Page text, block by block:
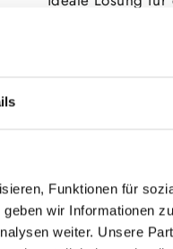
Funktionen für
wir Informationen
weiter. Unsere
Wir bieten eine
Komplettlösung
indem alle
Abgesehen von
kW inkl. LG
100 Liter